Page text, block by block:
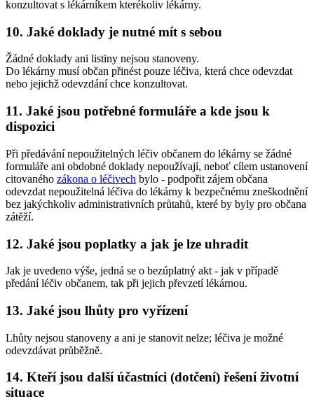
konzultovat s lékárníkem kterékoliv lékárny.
10. Jaké doklady je nutné mít s sebou
Žádné doklady ani listiny nejsou stanoveny.
Do lékárny musí občan přinést pouze léčiva, která chce odevzdat
nebo jejichž odevzdání chce konzultovat.
11. Jaké jsou potřebné formuláře a kde jsou k
dispozici
Při předávání nepoužitelných léčiv občanem do lékárny se žádné
formuláře ani obdobné doklady nepoužívají, neboť cílem ustanovení
citovaného zákona o léčivech bylo - podpořit zájem občana
odevzdat nepoužitelná léčiva do lékárny k bezpečnému zneškodnění
bez jakýchkoliv administrativních průtahů, které by byly pro občana
zátěží.
12. Jaké jsou poplatky a jak je lze uhradit
Jak je uvedeno výše, jedná se o bezúplatný akt - jak v případě
předání léčiv občanem, tak při jejich převzetí lékárnou.
13. Jaké jsou lhůty pro vyřízení
Lhůty nejsou stanoveny a ani je stanovit nelze; léčiva je možné
odevzdávat průběžně.
14. Kteří jsou další účastníci (dotčení) řešení životní
situace